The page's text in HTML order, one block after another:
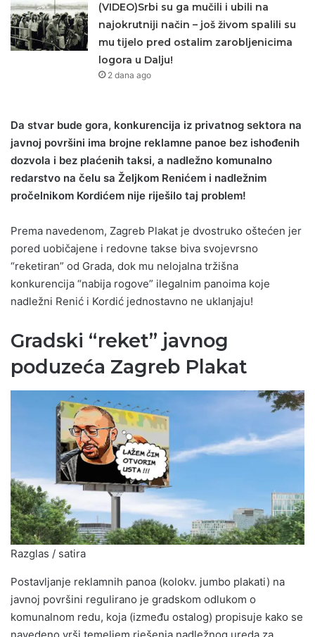
(VIDEO)Srbi su ga mučili i ubili na
najokrutniji način – još živom spalili su
mu tijelo pred ostalim zarobljenicima
logora u Dalju!
2 dana ago
Da stvar bude gora, konkurencija iz privatnog sektora na
javnoj površini ima brojne reklamne panoe bez ishođenih
dozvola i bez plaćenih taksi, a nadležno komunalno
redarstvo na čelu sa Željkom Renićem i nadležnim
pročelnikom Kordićem nije riješilo taj problem!
Prema navedenom, Zagreb Plakat je dvostruko oštećen jer
pored uobičajene i redovne takse biva svojevrsno
“reketiran” od Grada, dok mu nelojalna tržišna
konkurencija “nabija rogove” ilegalnim panoima koje
nadležni Renić i Kordić jednostavno ne uklanjaju!
Gradski “reket” javnog
poduzeća Zagreb Plakat
Razglas / satira
Postavljanje reklamnih panoa (kolokv. jumbo plakati) na
javnoj površini regulirano je gradskom odlukom o
komunalnom redu, koja (između ostalog) propisuje kako se